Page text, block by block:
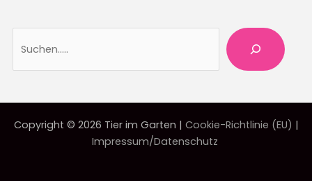
Copyright © 2026 Tier im Garten | Cookie-Richtlinie (EU) |
Impressum/Datenschutz